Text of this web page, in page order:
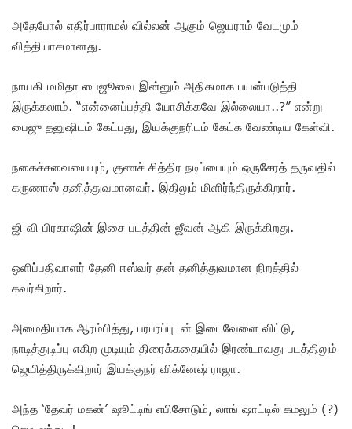
அதேபோல் எதிர்பாராமல் வில்லன் ஆகும் ஜெயராம் வேடமும்
வித்தியாசமானது.
நாயகி மமிதா பைஜூவை இன்னும் அதிகமாக பயன்படுத்தி
இருக்கலாம். “என்னைப்பத்தி யோசிக்கவே இல்லையா..?” என்று
பைஜு தனுஷிடம் கேட்பது, இயக்குநரிடம் கேட்க வேண்டிய கேள்வி.
நகைச்சுவையையும், குணச் சித்திர நடிப்பையும் ஒருசேரத் தருவதில்
கருணாஸ் தனித்துவமானவர். இதிலும் மிளிர்ந்திருக்கிறார்.
ஜி வி பிரகாஷின் இசை படத்தின் ஜீவன் ஆகி இருக்கிறது.
ஒளிப்பதிவாளர் தேனி ஈஸ்வர் தன் தனித்துவமான நிறத்தில்
கவர்கிறார்.
அமைதியாக ஆரம்பித்து, பரபரப்புடன் இடைவேளை விட்டு,
நாடித்துடிப்பு எகிற முடியும் திரைக்கதையில் இரண்டாவது படத்திலும்
ஜெயித்திருக்கிறார் இயக்குநர் விக்னேஷ் ராஜா.
அந்த ‘தேவர் மகன்’ ஷூட்டிங் எபிசோடும், லாங் ஷாட்டில் கமலும் (?)